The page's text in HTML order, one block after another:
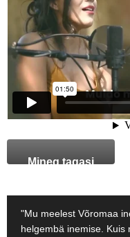
Mineq tagasi
"Mu meelest Võromaa
helgembä inemise.